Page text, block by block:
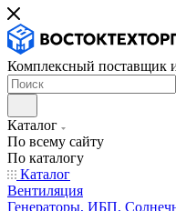
Комплексный поставщик
Каталог
По всему сайту
По каталогу
Каталог
Вентиляция
Генераторы, ИБП,